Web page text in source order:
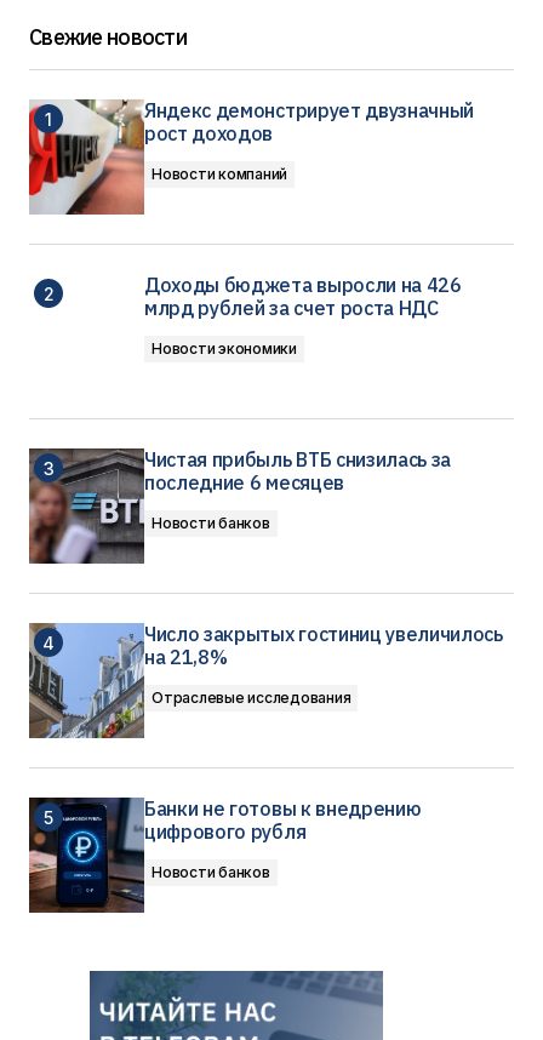
Свежие новости
Яндекс демонстрирует двузначный
рост доходов
Новости компаний
Доходы бюджета выросли на 426
млрд рублей за счет роста НДС
Новости экономики
Чистая прибыль ВТБ снизилась за
последние 6 месяцев
Новости банков
Число закрытых гостиниц увеличилось
на 21,8%
Отраслевые исследования
Банки не готовы к внедрению
цифрового рубля
Новости банков